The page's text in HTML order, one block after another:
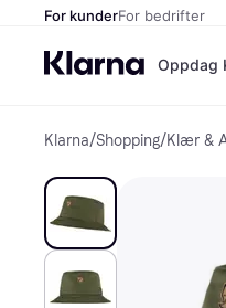
For kunderFor bedrifter
Oppdag
Klarna/Shopping/Klær &